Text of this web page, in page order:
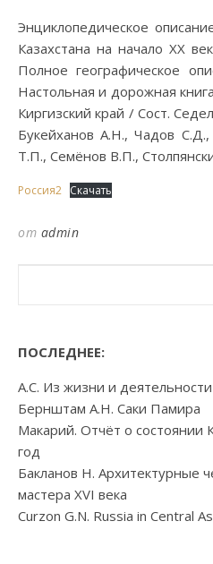
Энциклопедическое описание территории нынешнего
Казахстана на начало XX
Полное географическое
Настольная и дорожная
Киргизский край / Сост.
Букейханов А.Н., Чадов
Т.П., Семёнов В.П.,
Россия2 Скачать
от admin
ПОСЛЕДНЕЕ:
А.С. Из жизни и
Бернштам А.Н. Саки Памира
Макарий. Отчёт о состоянии
год
Бакланов Н. Архитектурные
мастера XVI века
Curzon G.N. Russia in Central